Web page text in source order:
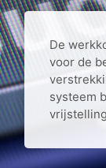
De
voor de
systeem